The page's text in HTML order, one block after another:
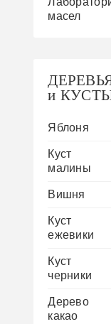
масел
и
Яблоня
Куст
малины
Вишня
Куст
ежевики
Куст
черники
Дерево
какао